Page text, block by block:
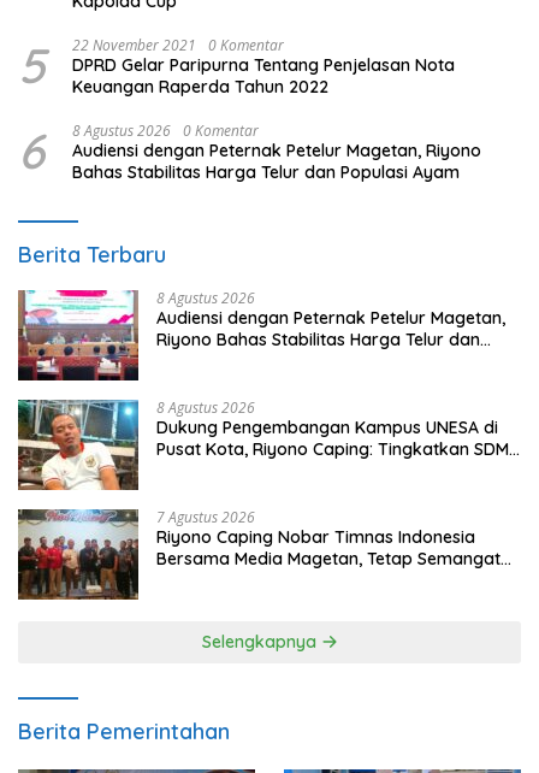
5 22 November 2021 0 Komentar
DPRD Gelar Paripurna Tentang Penjelasan Nota
Keuangan Raperda Tahun 2022
6 8 Agustus 2026 0 Komentar
Audiensi dengan Peternak Petelur Magetan, Riyono
Bahas Stabilitas Harga Telur dan Populasi Ayam
Berita Terbaru
8 Agustus 2026
Audiensi dengan Peternak Petelur Magetan,
Riyono Bahas Stabilitas Harga Telur dan
8 Agustus 2026
Dukung Pengembangan Kampus UNESA di
Pusat Kota, Riyono Caping: Tingkatkan SDM
7 Agustus 2026
Riyono Caping Nobar Timnas Indonesia
Bersama Media Magetan, Tetap Semangat
Selengkapnya
Berita Pemerintahan